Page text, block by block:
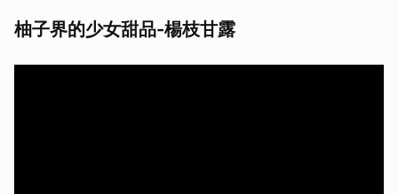
柚子界的少女甜品-楊枝甘露